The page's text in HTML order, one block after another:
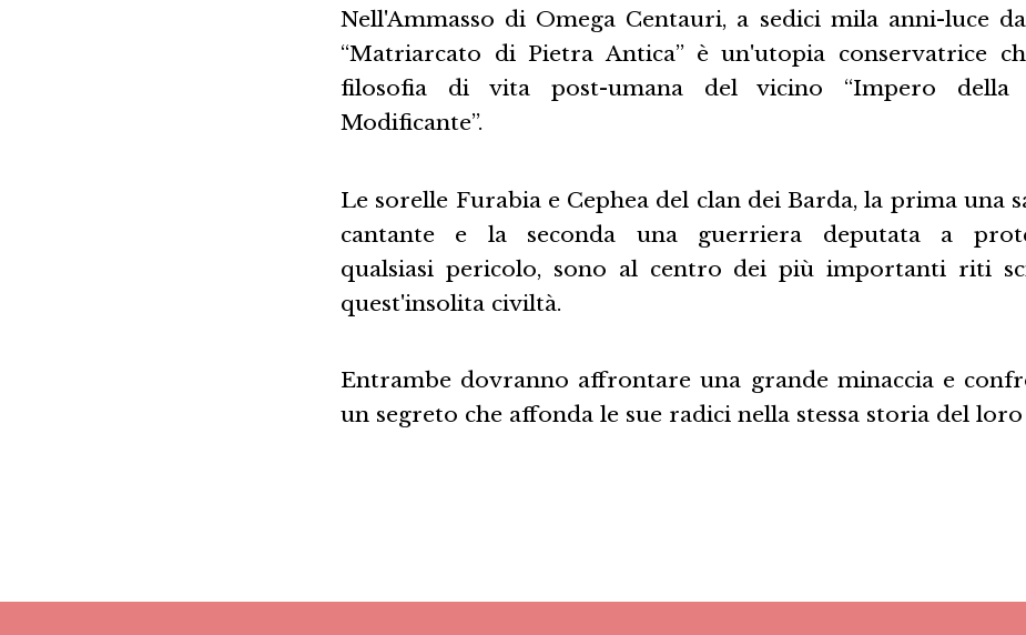
Nell'Ammasso di Omega Centauri, a sedici mila anni-luce
“Matriarcato di Pietra Antica” è un'utopia conservatrice
filosofia di vita post-umana del vicino “Impero della
Modificante”.
Le sorelle Furabia e Cephea del clan dei Barda, la prima una
cantante e la seconda una guerriera deputata a
qualsiasi pericolo, sono al centro dei più importanti riti
quest'insolita civiltà.
Entrambe dovranno affrontare una grande minaccia e
un segreto che affonda le sue radici nella stessa storia del